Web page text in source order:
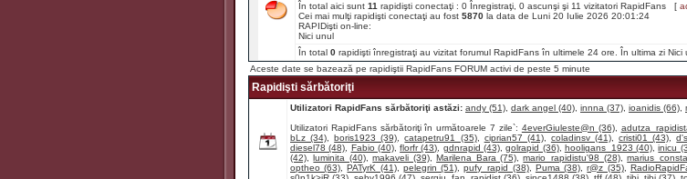
În total aici sunt 11 rapidişti conectaţi : 0 Înregistraţi, 0 ascunşi şi 11 vizitatori RapidFans [
Cei mai mulţi rapidişti conectaţi au fost 5870 la data de Luni 20 Iulie 2026 20:01:24
RAPIDişti on-line:
Nici unul
În total 0 rapidişti înregistraţi au vizitat forumul RapidFans în ultimele 24 ore. În ultima zi Nici
Aceste date se bazează pe rapidiştii RapidFans FORUM activi de peste 5 minute
Rapidişti sărbătoriţi
Utilizatori RapidFans sărbătoriţi astăzi: andy (51) dark angel (40) innna (37) ioanidis (66)
Utilizatori RapidFans sărbătoriţi în următoarele 7 zile`: 4everGiuleste@n (36),
bLz (34) ,boris1923 (39) ,catapetru91 (35), ciprian57 (41), coladinsv (41),cristi01 (43) ,
diesel78 (48)
Fabio (40),florfr (43) gdnrapid (43),golrapid (36), hooligans_1923 (40) ,inicu
(42) ,luminita (40),makaveli (39),Marilena Bara (75),mario_rapidistu'98 (28),
optheo (63) ,PATyrK (41), pelegrin (51) ,pufy_rapid (38), Puma (38) ,r@z (35),